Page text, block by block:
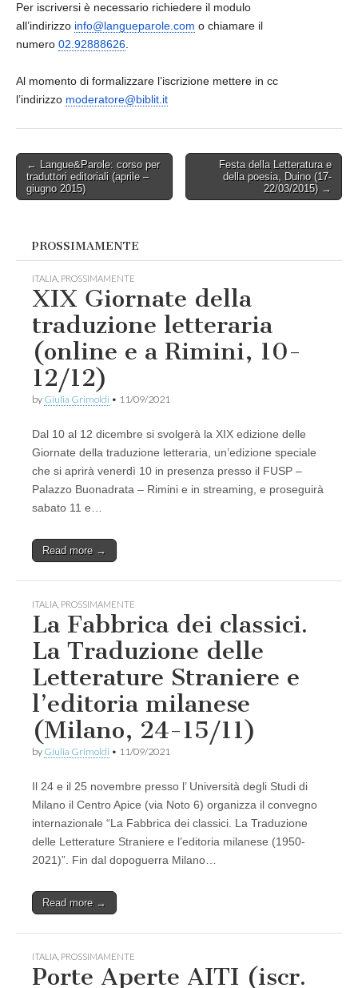
Per iscriversi è necessario richiedere il modulo
all’indirizzo info@langueparole.com o chiamare il
numero 02.92888626
Al momento di formalizzare l’iscrizione mettere in cc
l’indirizzo moderatore@biblit.it
Post
navigation
← Langue&Parole: corso per
traduttori editoriali (aprile –
giugno 2015)
Festa della Letteratura e
della poesia, Duino (17-
22/03/2015) →
PROSSIMAMENTE
ITALIA PROSSIMAMENTE
XIX Giornate della
traduzione letteraria
(online e a Rimini, 10-
12/12)
by Giulia Grimoldi • 11/09/2021
Dal 10 al 12 dicembre si svolgerà la XIX edizione delle
Giornate della traduzione letteraria, un’edizione speciale
che si aprirà venerdì 10 in presenza presso il FUSP –
Palazzo Buonadrata – Rimini e in streaming, e proseguirà
sabato 11 e…
Read more →
ITALIA PROSSIMAMENTE
La Fabbrica dei classici.
La Traduzione delle
Letterature Straniere e
l’editoria milanese
(Milano, 24-15/11)
by Giulia Grimoldi • 11/09/2021
Il 24 e il 25 novembre presso l’ Università degli Studi di
Milano il Centro Apice (via Noto 6) organizza il convegno
internazionale “La Fabbrica dei classici. La Traduzione
delle Letterature Straniere e l’editoria milanese (1950-
2021)”. Fin dal dopoguerra Milano…
Read more →
ITALIA PROSSIMAMENTE
Porte Aperte AITI (iscr.